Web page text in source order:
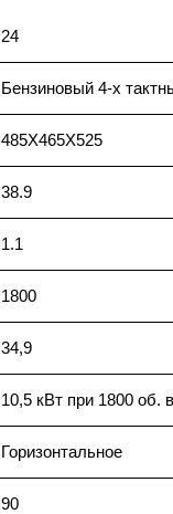
24
Бензиновый 4-х
485Х465Х525
38.9
1.1
1800
34,9
10,5 кВт при 1800 об.
Горизонтальное
90